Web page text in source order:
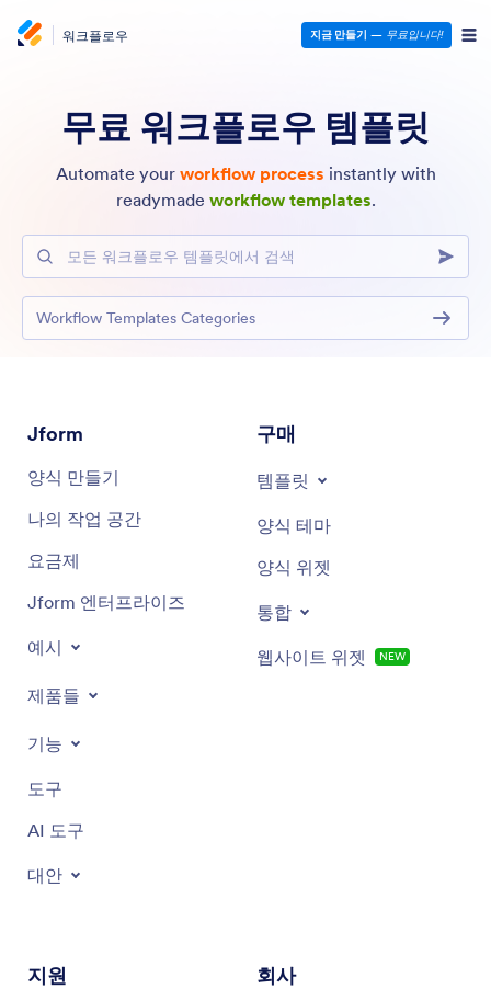
워크플로우 지금 만들기 — 무료입니다!
무료 워크플로우 템플릿
Automate your workflow process instantly with
readymade workflow templates.
모든 워크플로우 템플릿에서 검색
Workflow Templates Categories
Jform
양식 만들기
나의 작업 공간
요금제
Jform 엔터프라이즈
예시
제품들
기능
도구
AI 도구
대안
구매
템플릿
양식 테마
양식 위젯
통합
웹사이트 위젯 NEW
지원 회사